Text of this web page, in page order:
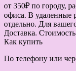
от 350₽ по городу,
офиса. В удаленные
отдельно. Для
Доставка.
Как купить
По телефону или